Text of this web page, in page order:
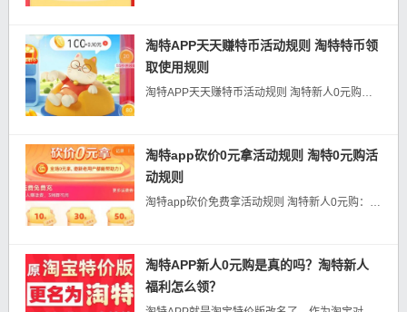
淘特APP天天赚特币活动规则 淘特特币领
取使用规则
淘特APP天天赚特币活动规则 淘特新人0元购：》》》点击直达《《 一、参与对象:淘特APP用户 二、怎么赚特币....
淘特app砍价0元拿活动规则 淘特0元购活
动规则
淘特app砍价免费拿活动规则 淘特新人0元购：》》》点击直达《《 1、为感谢广“大消费者对淘特的支持和热爱，淘特为用户提供了免费领取商品...
淘特APP新人0元购是真的吗？淘特新人
福利怎么领？